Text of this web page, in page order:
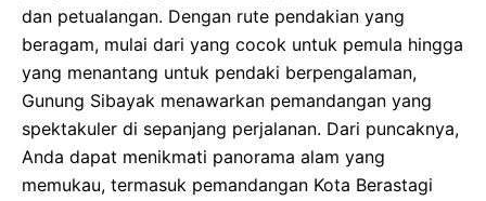
dan petualangan. Dengan rute pendakian yang
beragam, mulai dari yang cocok untuk pemula hingga
yang menantang untuk pendaki berpengalaman,
Gunung Sibayak menawarkan pemandangan yang
spektakuler di sepanjang perjalanan. Dari puncaknya,
Anda dapat menikmati panorama alam yang
memukau, termasuk pemandangan Kota Berastagi